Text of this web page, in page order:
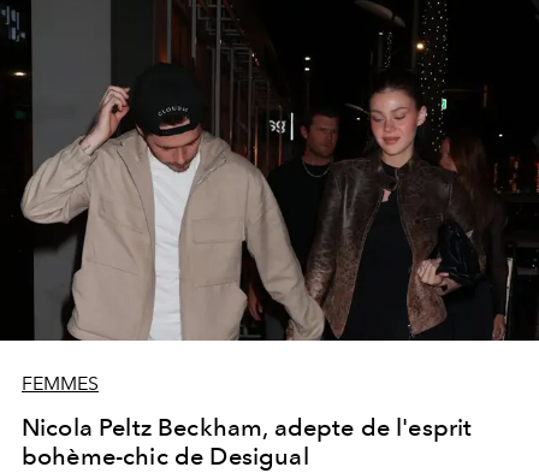
FEMMES
Nicola Peltz Beckham, adepte de l'esprit
bohème-chic de Desigual